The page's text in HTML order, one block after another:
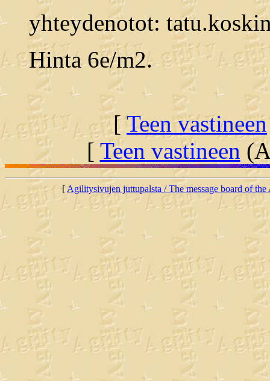
yhteydenotot:
Hinta 6e/m2.
[Teen vastineen
[ Teen vastineen
[Agilitysivujen juttupalsta / The message board of